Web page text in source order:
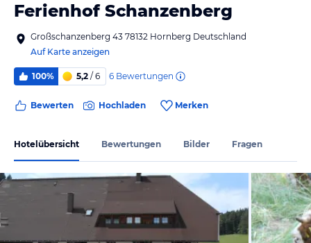
Ferienhof Schanzenberg
Großschanzenberg 43 78132 Hornberg Deutschland
Auf Karte anzeigen
100% 5,2 / 6 6 Bewertungen
Bewerten Hochladen Merken
Hotelübersicht Bewertungen Bilder Fragen